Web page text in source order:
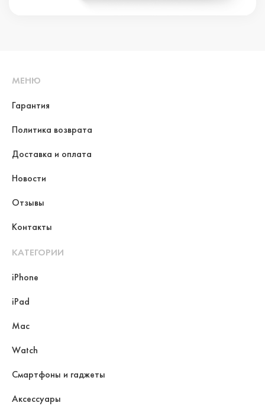
МЕНЮ
Гарантия
Политика возврата
Доставка и оплата
Новости
Отзывы
Контакты
КАТЕГОРИИ
iPhone
iPad
Mac
Watch
Смартфоны и гаджеты
Аксессуары